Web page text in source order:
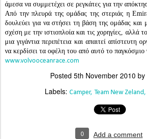
άμεσα να συμμετέχει σε ρεγκάτες για την
Από την πλευρά της ομάδας της στεριάς η
δουλεύει για να στήσει τη βάση της ομάδας και
σχέση με την ιστιοπλοία και τις χορηγίες, αλλά
μια γιγάντια περιπέτεια και απαιτεί απίστευτη
να κερδίσει τα οφέλη του από αυτό το παγκόσμιο
www.volvooceanrace.com
Posted 5th November 2010 by
Labels: Camper Team New Zeland
0 Add a comment